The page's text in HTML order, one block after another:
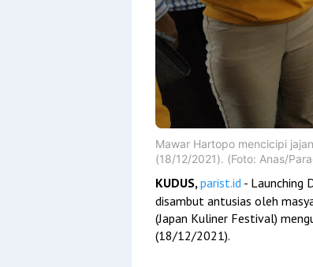
Mawar Hartopo mencicipi
(18/12/2021). (Foto: Anas/
KUDUS, parist.id - Launching
disambut antusias oleh
(Japan Kuliner Festival)
(18/12/2021).